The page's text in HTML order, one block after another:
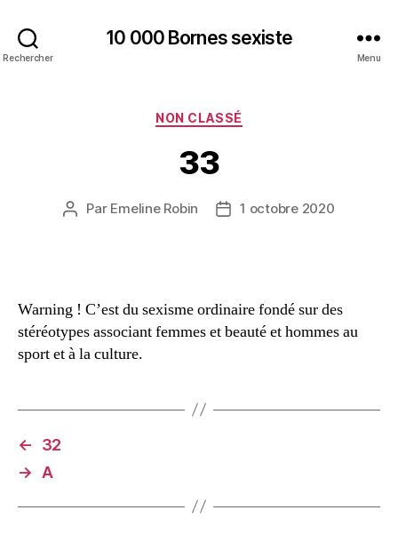
Rechercher
10 000 Bornes sexiste
Menu
Catégories
NON CLASSÉ
33
Auteur
Par Emeline Robin
Date1 octobre 2020
Warning ! C’est du sexisme ordinaire fondé sur des
stéréotypes associant femmes et beauté et hommes au
sport et à la culture.
←
32
→
A